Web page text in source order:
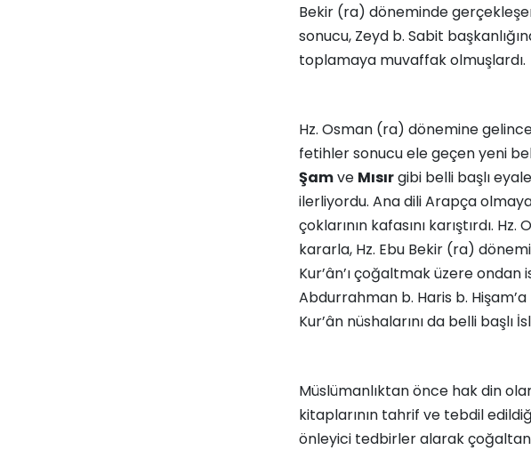
Bekir (ra) döneminde
sonucu, Zeyd b. Sabit
toplamaya muvaffak olmuşlardı.
Hz. Osman (ra) dönemine
fetihler sonucu ele geçen yeni
Şamve Mısırgibi belli başlı
ilerliyordu. Ana dili Arapça
çoklarının kafasını karıştırdı.
kararla, Hz. Ebu Bekir (ra)
Kur’ân’ı çoğaltmak üzere ondan
Abdurrahman b. Haris b.
Kur’ân nüshalarını da belli
Müslümanlıktan önce hak din
kitaplarının tahrif ve tebdil
önleyici tedbirler alarak çoğaltan